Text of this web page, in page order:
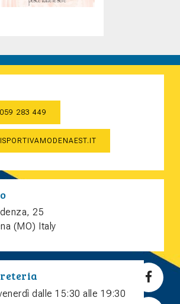
283 449
25
(MO) Italy
dalle 15:30 alle 19:30